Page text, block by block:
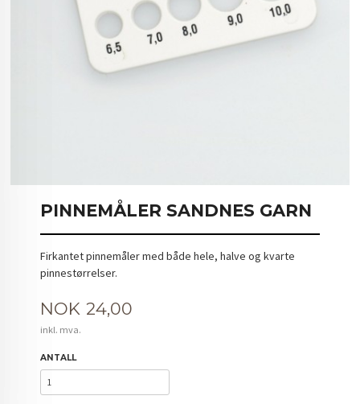
PINNEMÅLER SANDNES GARN
Firkantet pinnemåler med både hele, halve og kvarte
pinnestørrelser.
Pris
NOK 24,00
inkl. mva.
ANTALL